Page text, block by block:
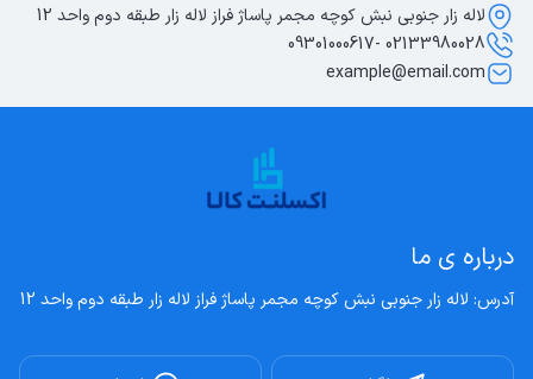
درباره ی ما
آدرس: لاله زار جنوبی نبش کوچه مجمر پاساژ فراز لاله زار طبقه دوم واحد 12
لاله زار جنوبی نبش کوچه مجمر پاساژ فراز لاله زار طبقه دوم واحد 12
02133980028 -09301000617
example@email.com